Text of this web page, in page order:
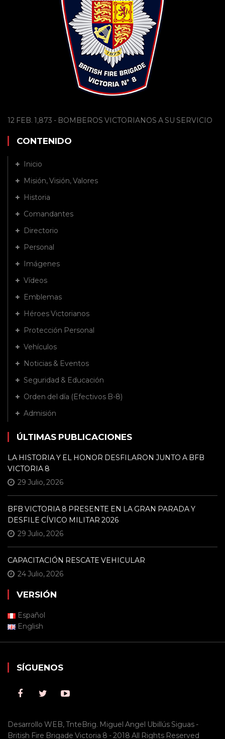
12 FEB. 1,873 - BOMBEROS VICTORIANOS A SU SERVICIO
CONTENIDO
Inicio
Misión, Visión, Valores
Historia
Comandantes
Directorio
Personal
Imágenes
Vídeos
Emblemas
Héroes Victorianos
Protección Personal
Vehículos
Noticias & Eventos
Seguridad & Educación
Orden del día (Efectivos B-8)
Admisión
ÚLTIMAS PUBLICACIONES
LA HISTORIA Y EL HONOR DESFILARON JUNTO A BFB
VICTORIA 8
29 Julio, 2026
BFB VICTORIA 8 PRESENTE EN LA GRAN PARADA Y
DESFILE CÍVICO MILITAR 2026
29 Julio, 2026
CAPACITACIÓN RESCATE VEHICULAR
24 Julio, 2026
VERSIÓN
Español
English
SÍGUENOS
Desarrollo WEB, TnteBrig. Miguel Angel Ubillús Siguas -
British Fire Brigade Victoria 8 - 2018 All Rights Reserved